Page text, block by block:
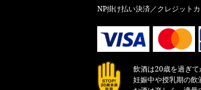
NP掛け払い決済／クレジット
飲酒は20歳を過ぎて
妊娠中や授乳期の飲